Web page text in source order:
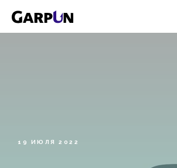
19 ИЮЛЯ 2022